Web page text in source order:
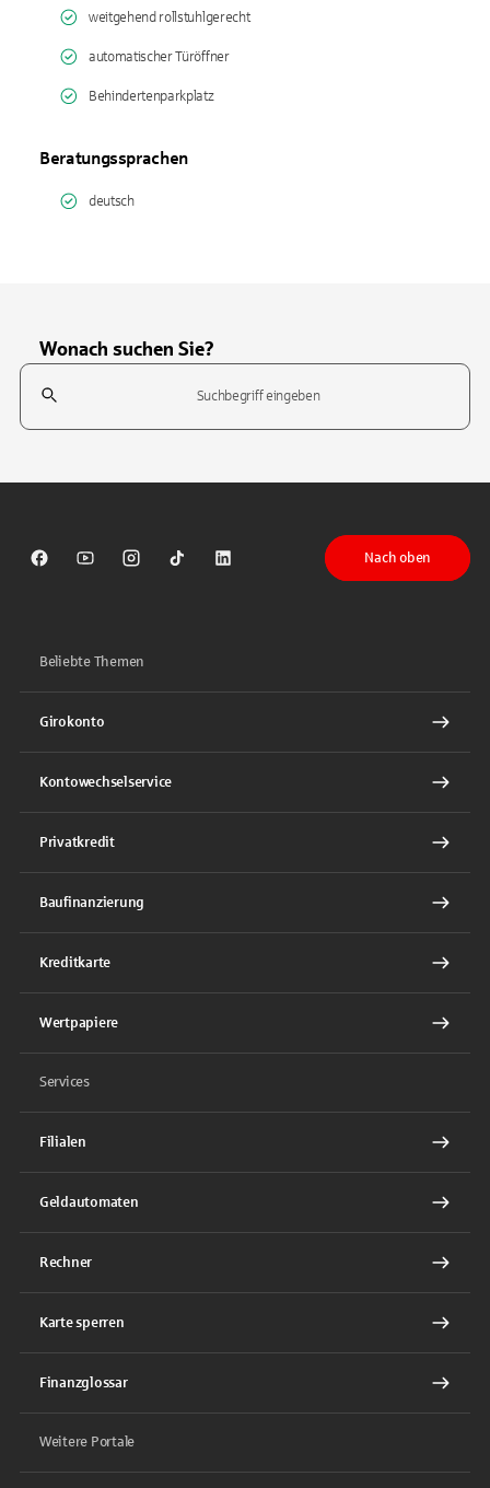
weitgehend rollstuhlgerecht
automatischer Türöffner
Behindertenparkplatz
Beratungssprachen
deutsch
Wonach suchen Sie?
Suchfeld
Sparkasse auf Facebook
Sparkasse auf Youtube
Sparkasse auf Instagram
Sparkasse auf TikTok
Sparkasse auf LinkedIn
Nach oben
Beliebte Themen
Girokonto
Kontowechselservice
Privatkredit
Baufinanzierung
Kreditkarte
Wertpapiere
Services
Filialen
Geldautomaten
Rechner
Karte sperren
Finanzglossar
Weitere Portale